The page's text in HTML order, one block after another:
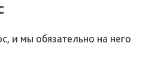
и мы обязательно на него